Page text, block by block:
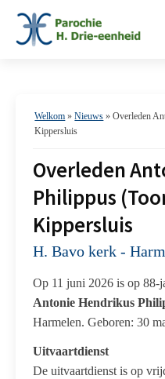
Welkom »Nieuws »Overleden
Kippersluis
Overleden
Philippus
Kippersluis
H. Bavo kerk -
Op 11 juni 2026 is op 88-
Antonie Hendrikus
Harmelen. Geboren: 30
Uitvaartdienst
De uitvaartdienst is op